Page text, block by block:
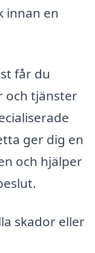
innan en
får du
och tjänster
ger dig en
och hjälper
skador eller